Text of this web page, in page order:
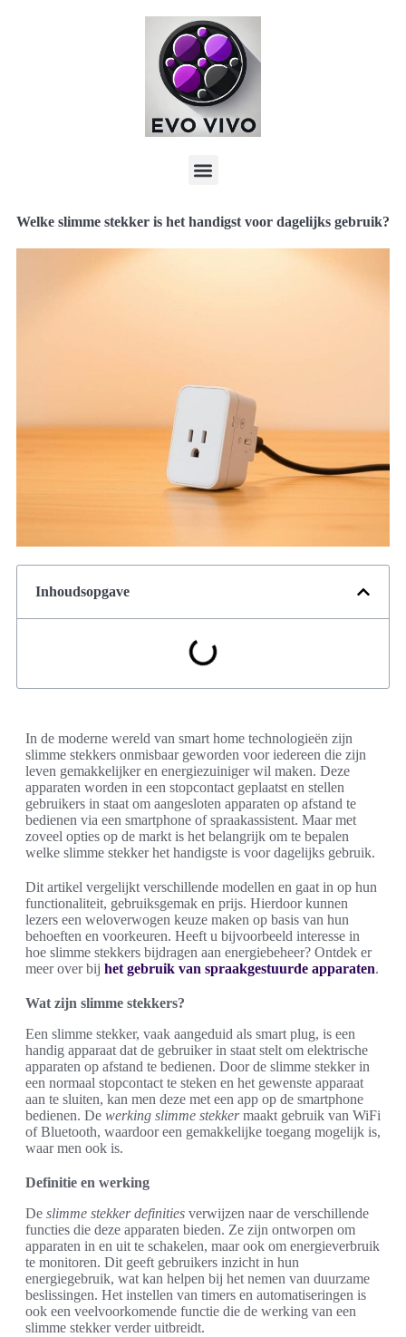
Welke slimme stekker is het handigst voor dagelijks gebruik?
Inhoudsopgave
In de moderne wereld van smart home technologieën zijn
slimme stekkers onmisbaar geworden voor iedereen die zijn
leven gemakkelijker en energiezuiniger wil maken. Deze
apparaten worden in een stopcontact geplaatst en stellen
gebruikers in staat om aangesloten apparaten op afstand te
bedienen via een smartphone of spraakassistent. Maar met
zoveel opties op de markt is het belangrijk om te bepalen
welke slimme stekker het handigste is voor dagelijks gebruik.
Dit artikel vergelijkt verschillende modellen en gaat in op hun
functionaliteit, gebruiksgemak en prijs. Hierdoor kunnen
lezers een weloverwogen keuze maken op basis van hun
behoeften en voorkeuren. Heeft u bijvoorbeeld interesse in
hoe slimme stekkers bijdragen aan energiebeheer? Ontdek er
meer over bij het gebruik van spraakgestuurde apparaten.
Wat zijn slimme stekkers?
Een slimme stekker, vaak aangeduid als smart plug, is een
handig apparaat dat de gebruiker in staat stelt om elektrische
apparaten op afstand te bedienen. Door de slimme stekker in
een normaal stopcontact te steken en het gewenste apparaat
aan te sluiten, kan men deze met een app op de smartphone
bedienen. De werking slimme stekkermaakt gebruik van WiFi
of Bluetooth, waardoor een gemakkelijke toegang mogelijk is,
waar men ook is.
Definitie en werking
De slimme stekker definities verwijzen naar de verschillende
functies die deze apparaten bieden. Ze zijn ontworpen om
apparaten in en uit te schakelen, maar ook om energieverbruik
te monitoren. Dit geeft gebruikers inzicht in hun
energiegebruik, wat kan helpen bij het nemen van duurzame
beslissingen. Het instellen van timers en automatiseringen is
ook een veelvoorkomende functie die de werking van een
slimme stekker verder uitbreidt.